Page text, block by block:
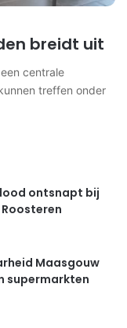
breidt uit
centrale
treffen onder
ontsnapt bij
Maasgouw
supermarkten